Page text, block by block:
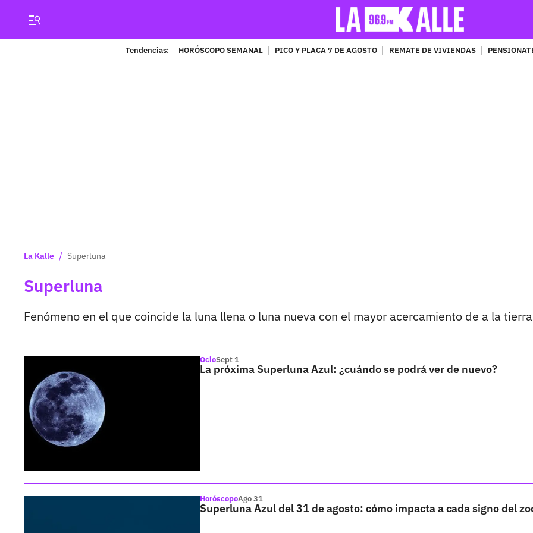
Tendencias: HORÓSCOPO SEMANAL PICO Y PLACA 7 DE AGOSTO REMATE DE VIVIENDAS
La Kalle / Superluna
Superluna
Fenómeno en el que coincide la luna llena o luna nueva con el mayor acercamiento de a la
OcioSept 1
La próxima Superluna Azul: ¿cuándo se podrá ver de nuevo?
HoróscopoAgo 31
Superluna Azul del 31 de agosto: cómo impacta a cada signo del